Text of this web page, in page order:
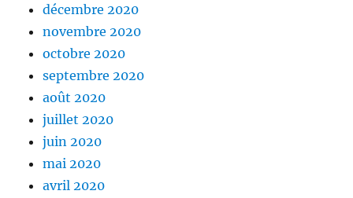
décembre 2020
novembre 2020
octobre 2020
septembre 2020
août 2020
juillet 2020
juin 2020
mai 2020
avril 2020